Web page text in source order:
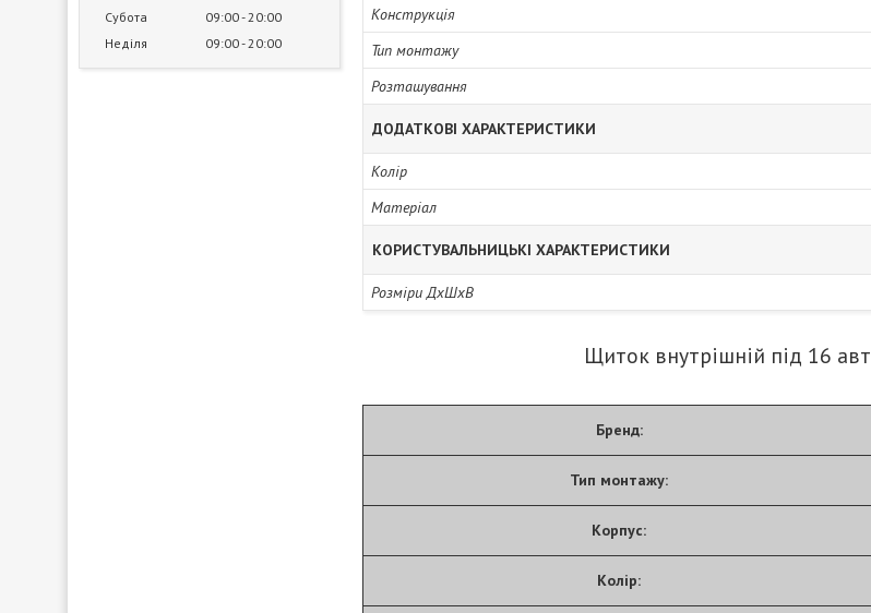
Субота
09:00 20:00
Неділя
09:00 20:00
Конструкція
Тип монтажу
Розташування
ДОДАТКОВІ ХАРАКТЕРИСТИКИ
Колір
Матеріал
КОРИСТУВАЛЬНИЦЬКІ ХАРАКТЕРИСТИКИ
Розміри ДхШхВ
Щиток внутрішній під 16
Бренд:
Тип монтажу:
Корпус:
Колір: